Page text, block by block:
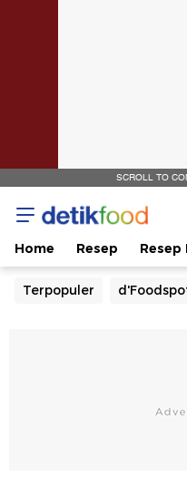
SCROLL TO
Home Resep Resep
Terpopuler